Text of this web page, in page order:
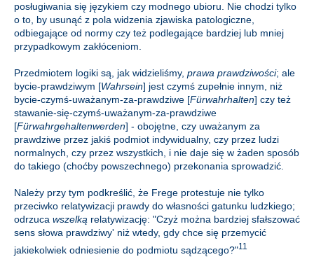
posługiwania się językiem czy modnego ubioru. Nie chodzi tylko
o to, by usunąć z pola widzenia zjawiska patologiczne,
odbiegające od normy czy też podlegające bardziej lub mniej
przypadkowym zakłóceniom.
Przedmiotem logiki są, jak widzieliśmy, prawa prawdziwości; ale
bycie-prawdziwym [Wahrsein] jest czymś zupełnie innym, niż
bycie-czymś-uważanym-za-prawdziwe [Fürwahrhalten] czy też
stawanie-się-czymś-uważanym-za-prawdziwe
[Fürwahrgehaltenwerden] - obojętne, czy uważanym za
prawdziwe przez jakiś podmiot indywidualny, czy przez ludzi
normalnych, czy przez wszystkich, i nie daje się w żaden sposób
do takiego (choćby powszechnego) przekonania sprowadzić.
Należy przy tym podkreślić, że Frege protestuje nie tylko
przeciwko relatywizacji prawdy do własności gatunku ludzkiego;
odrzuca wszelką relatywizację: "Czyż można bardziej sfałszować
sens słowa prawdziwy' niż wtedy, gdy chce się przemycić
jakiekolwiek odniesienie do podmiotu sądzącego?"11